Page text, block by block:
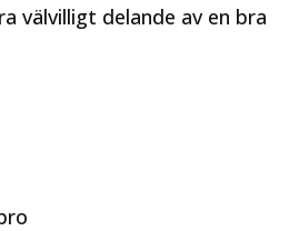
välvilligt delande av en bra